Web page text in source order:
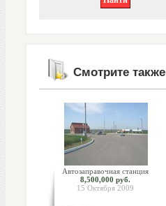
Смотрите также
Автозаправочная станция
8,500,000 руб.
15 Октября 2009